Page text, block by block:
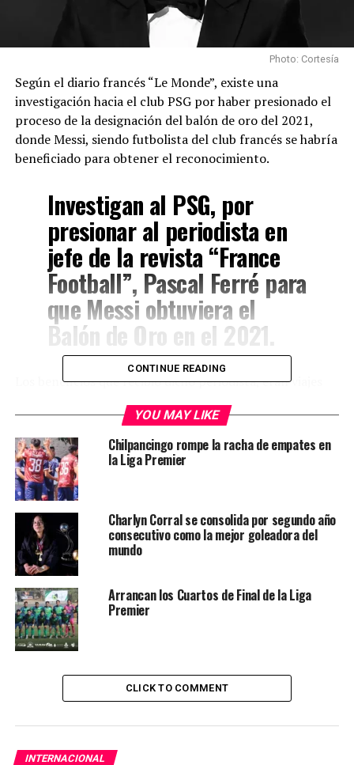
Photo: Cortesía
Según el diario francés “Le Monde”, existe una
investigación hacia el club PSG por haber presionado el
proceso de la designación del balón de oro del 2021,
donde Messi, siendo futbolista del club francés se habría
beneficiado para obtener el reconocimiento.
Investigan al PSG, por
presionar al periodista en
jefe de la revista “France
Football”, Pascal Ferré para
que Messi obtuviera el
Balón de Oro en el 2021.
Los beneficios que recibió dicho periodista, eran viajes
declaraciones de 6 personas que trabajaron en el club
durante ese periodo.
CONTINUE READING
YOU MAY LIKE
Chilpancingo rompe la racha de empates en
la Liga Premier
Charlyn Corral se consolida por segundo año
consecutivo como la mejor goleadora del
mundo
Arrancan los Cuartos de Final de la Liga
Premier
CLICK TO COMMENT
INTERNACIONAL